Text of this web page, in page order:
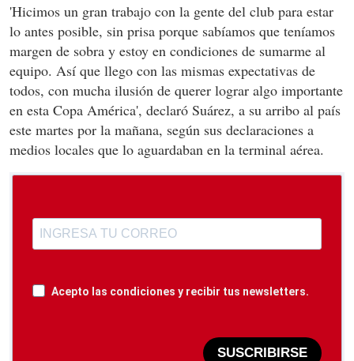
'Hicimos un gran trabajo con la gente del club para estar
lo antes posible, sin prisa porque sabíamos que teníamos
margen de sobra y estoy en condiciones de sumarme al
equipo. Así que llego con las mismas expectativas de
todos, con mucha ilusión de querer lograr algo importante
en esta Copa América', declaró Suárez, a su arribo al país
este martes por la mañana, según sus declaraciones a
medios locales que lo aguardaban en la terminal aérea.
Acepto las condiciones y recibir tus newsletters.
SUSCRIBIRSE